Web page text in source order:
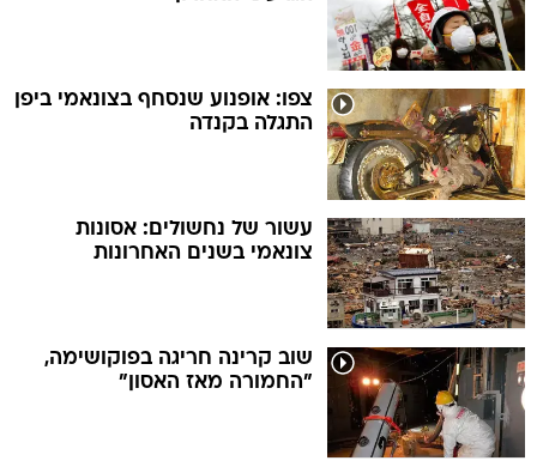
צפו: אופנוע שנסחף בצונאמי ביפן
התגלה בקנדה
עשור של נחשולים: אסונות
צונאמי בשנים האחרונות
שוב קרינה חריגה בפוקושימה,
"החמורה מאז האסון"